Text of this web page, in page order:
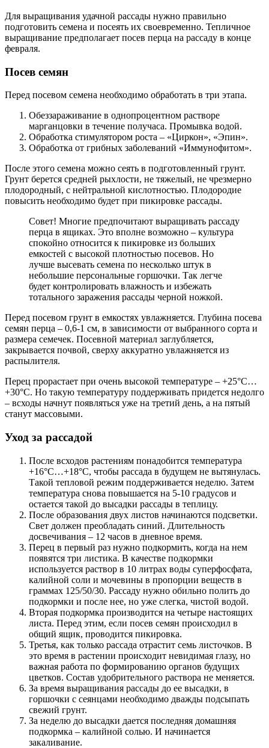
Для выращивания удачной рассады нужно правильно
подготовить семена и посеять их своевременно. Тепличное
выращивание предполагает посев перца на рассаду в конце
февраля.
Посев семян
Перед посевом семена необходимо обработать в три этапа.
Обеззараживание в однопроцентном растворе
марганцовки в течение получаса. Промывка водой.
Обработка стимулятором роста – «Циркон», «Эпин».
Обработка от грибных заболеваний «Иммунофитом».
После этого семена можно сеять в подготовленный грунт.
Грунт берется средней рыхлости, не тяжелый, не чрезмерно
плодородный, с нейтральной кислотностью. Плодородие
повысить необходимо будет при пикировке рассады.
Совет! Многие предпочитают выращивать рассаду
перца в ящиках. Это вполне возможно – культура
спокойно относится к пикировке из больших
емкостей с высокой плотностью посевов. Но
лучше высевать семена по несколько штук в
небольшие персональные горшочки. Так легче
будет контролировать влажность и избежать
тотального заражения рассады черной ножкой.
Перед посевом грунт в емкостях увлажняется. Глубина посева
семян перца – 0,6-1 см, в зависимости от выбранного сорта и
размера семечек. Посевной материал заглубляется,
закрывается почвой, сверху аккуратно увлажняется из
распылителя.
Перец прорастает при очень высокой температуре – +25°С…
+30°С. Но такую температуру поддерживать придется недолго
– всходы начнут появляться уже на третий день, а на пятый
станут массовыми.
Уход за рассадой
После всходов растениям понадобится температура
+16°С…+18°С, чтобы рассада в будущем не вытянулась.
Такой тепловой режим поддерживается неделю. Затем
температура снова повышается на 5-10 градусов и
остается такой до высадки рассады в теплицу.
После образования двух листов начинаются подсветки.
Свет должен преобладать синий. Длительность
досвечивания – 12 часов в дневное время.
Перец в первый раз нужно подкормить, когда на нем
появятся три листика. В качестве подкормки
используется раствор в 10 литрах воды суперфосфата,
калийной соли и мочевины в пропорции веществ в
граммах 125/50/30. Рассаду нужно обильно полить до
подкормки и после нее, но уже слегка, чистой водой.
Вторая подкормка производится на четыре настоящих
листа. Перед этим, если посев семян происходил в
общий ящик, проводится пикировка.
Третья, как только рассада отрастит семь листочков. В
это время в растении происходит невидимая глазу, но
важная работа по формированию органов будущих
цветков. Состав удобрительного раствора не меняется.
За время выращивания рассады до ее высадки, в
горшочки с сеянцами необходимо дважды подсыпать
свежий грунт.
За неделю до высадки дается последняя домашняя
подкормка – калийной солью. И начинается
закаливание.